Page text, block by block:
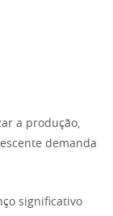
a produção,
demanda
significativo